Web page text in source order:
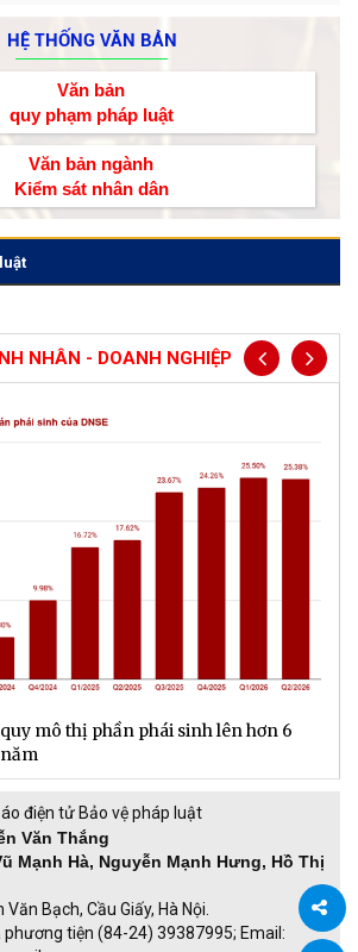
HỆ THỐNG VĂN BẢN
Văn bản
quy phạm pháp luật
Văn bản ngành
Kiểm sát nhân dân
NHÂN - DOANH NGHIỆP
mô thị phần phái sinh lên hơn 6
điện tử Bảo vệ pháp luật
Văn Thắng
Mạnh Hà, Nguyễn Mạnh Hưng, Hồ Thị
Bạch, Cầu Giấy, Hà Nội.
phương tiện (84-24) 39387995; Email: